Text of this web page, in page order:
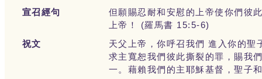
宣召經句
但願賜忍耐和安慰的上帝使你們彼
上帝！ (羅馬書 15:5-6)
祝文
天父上帝，你呼召我們 進入你的聖
求主寬恕我們彼此撕裂的罪，賜我
一。藉賴我們的主耶穌基督，聖子